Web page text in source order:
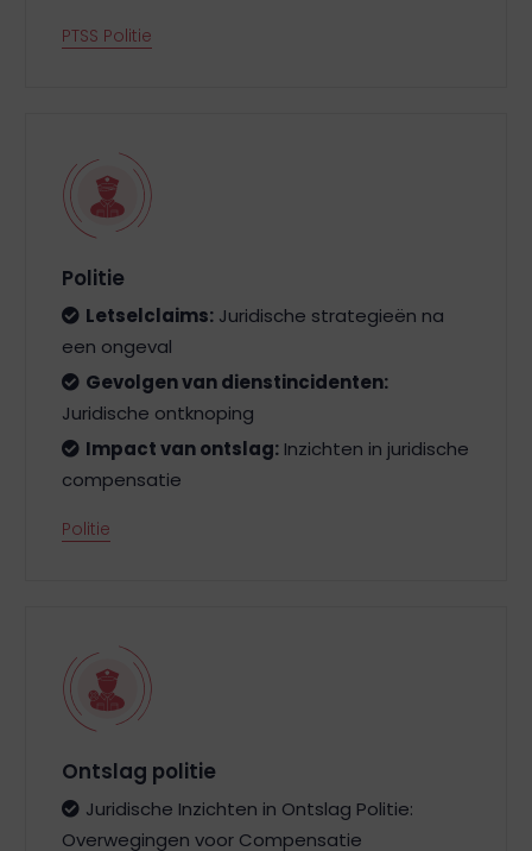
PTSS Politie
Politie
Letselclaims: Juridische strategieën na
een ongeval
Gevolgen van dienstincidenten:
Juridische ontknoping
Impact van ontslag: Inzichten in juridische
compensatie
Politie
Ontslag politie
Juridische Inzichten in Ontslag Politie:
Overwegingen voor Compensatie